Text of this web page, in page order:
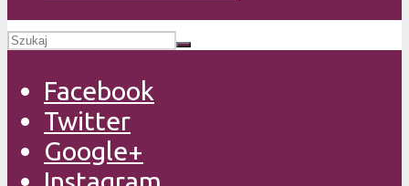
Facebook
Twitter
Google+